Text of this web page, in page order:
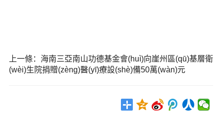
上一條： 海南三亞南山功德基金會(huì)向崖州區(qū)基層衛
(wèi)生院捐贈(zèng)醫(yī)療設(shè)備50萬(wàn)元